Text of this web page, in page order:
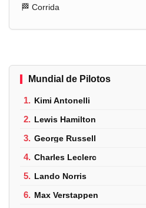
🏁 Corrida
Mundial de Pilotos
1. Kimi Antonelli
2. Lewis Hamilton
3. George Russell
4. Charles Leclerc
5. Lando Norris
6. Max Verstappen